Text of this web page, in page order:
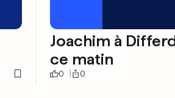
Joachim à
ce matin
0 0